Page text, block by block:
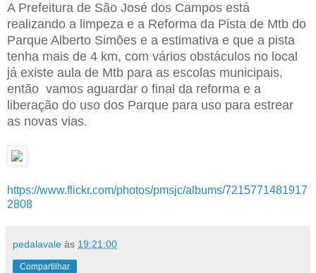
A Prefeitura de São José dos Campos está
realizando a limpeza e a Reforma da Pista de Mtb do
Parque Alberto Simões e a estimativa e que a pista
tenha mais de 4 km, com vários obstáculos no local
já existe aula de Mtb para as escolas municipais,
então vamos aguardar o final da reforma e a
liberação do uso dos Parque para uso para estrear
as novas vias.
https://www.flickr.com/photos/pmsjc/albums/7215771481917
2808
pedalavale às 19:21:00
Compartilhar